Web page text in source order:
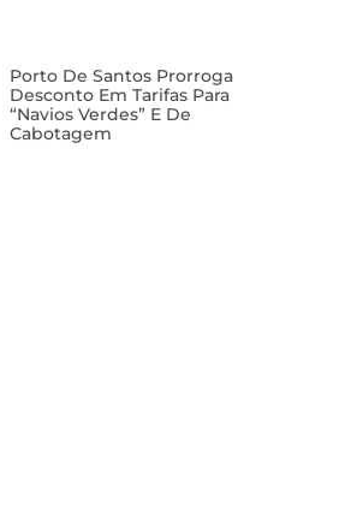
Porto De Santos Prorroga
Desconto Em Tarifas Para
“navios Verdes” E De
Cabotagem